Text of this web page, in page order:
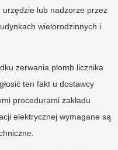
urzędzie lub nadzorze przez
wielorodzinnych i
zerwania plomb licznika
ten fakt u dostawcy
procedurami zakładu
elektrycznej wymagane są